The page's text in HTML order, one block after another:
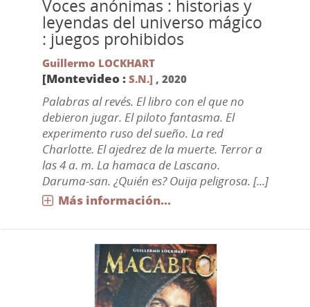
Voces anónimas : historias y
leyendas del universo mágico
: juegos prohibidos
Guillermo LOCKHART
[Montevideo : S.N.] , 2020
Palabras al revés. El libro con el que no
debieron jugar. El piloto fantasma. El
experimento ruso del sueño. La red
Charlotte. El ajedrez de la muerte. Terror a
las 4 a. m. La hamaca de Lascano.
Daruma-san. ¿Quién es? Ouija peligrosa. [...]
Más información...